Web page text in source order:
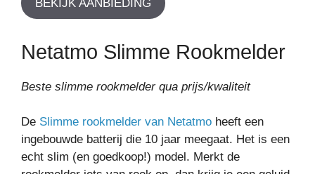
BEKIJK AANBIEDING
Netatmo Slimme Rookmelder
Beste slimme rookmelder qua prijs/kwaliteit
De Slimme rookmelder van Netatmo heeft een
ingebouwde batterij die 10 jaar meegaat. Het is een
echt slim (en goedkoop!) model. Merkt de